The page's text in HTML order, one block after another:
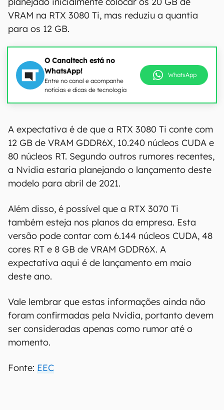
VRAM na RTX 3080 Ti, mas reduziu a quantia
para os 12 GB.
O Canaltech está no
WhatsApp!
Entre no canal e acompanhe
notícias e dicas de tecnologia
WhatsApp
00:00/04:07
A expectativa é de que a RTX 3080 Ti conte com
12 GB de VRAM GDDR6X, 10.240 núcleos CUDA e
80 núcleos RT. Segundo outros rumores recentes,
modelo para abril de 2021.
Além disso, é possível que a RTX 3070 Ti
também esteja nos planos da empresa. Esta
cores RT e 8 GB de VRAM GDDR6X. A